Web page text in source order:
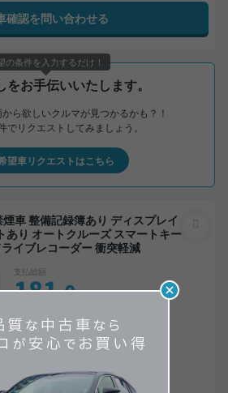
確認を問い合わせる
をお手伝いいたします。
ら欲しいクルマが見つかるかも？！
でリクエストしてみましょう。
望車リクエストはこちら
あり オートクルーズ スマートキー
イブレコーダー 衝突軽減
支払総額
181.0万円
170.0万円 11
※金額は変更できます。
の条件を入力するだけ！